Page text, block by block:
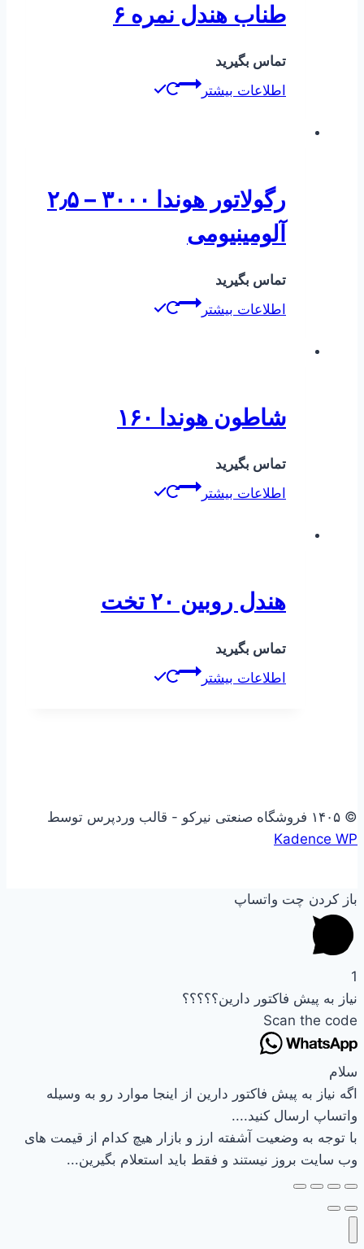
طناب هندل نمره ۶
تماس بگیرید
اطلاعات بیشتر
رگولاتور هوندا ۳۰۰۰ – ۲٫۵
آلومینیومی
تماس بگیرید
اطلاعات بیشتر
شاطون هوندا ۱۶۰
تماس بگیرید
اطلاعات بیشتر
هندل روبین ۲۰ تخت
تماس بگیرید
اطلاعات بیشتر
© ۱۴۰۵ فروشگاه صنعتی نیرکو - قالب وردپرس توسط
Kadence WP
باز کردن چت واتساپ
1
نیاز به پیش فاکتور دارین؟؟؟؟؟
Scan the code
سلام
اگه نیاز به پیش فاکتور دارین از اینجا موارد رو به وسیله
واتساپ ارسال کنید....
با توجه به وضعیت آشفته ارز و بازار هیچ کدام از قیمت های
وب سایت بروز نیستند و فقط باید استعلام بگیرین...